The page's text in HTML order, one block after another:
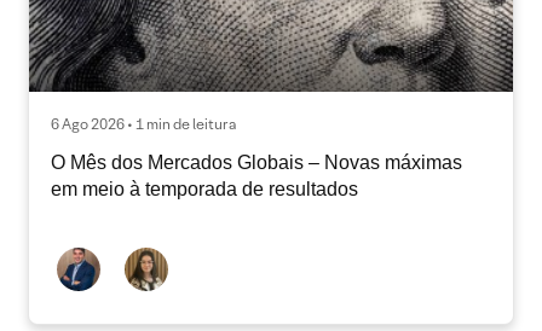
6 Ago 2026 • 1 min de leitura
O Mês dos Mercados Globais – Novas máximas
em meio à temporada de resultados